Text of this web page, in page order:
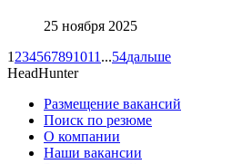
25 ноября 2025
1 234567891011 ...54дальше
HeadHunter
Размещение вакансий
Поиск по резюме
О компании
Наши вакансии